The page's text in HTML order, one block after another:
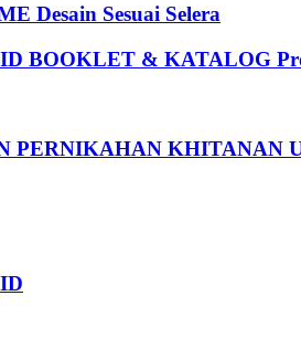
Desain Sesuai Selera
BOOKLET & KATALOG
PERNIKAHAN KHITANAN